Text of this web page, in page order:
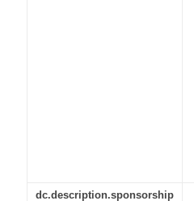
dc.description.sponsorship